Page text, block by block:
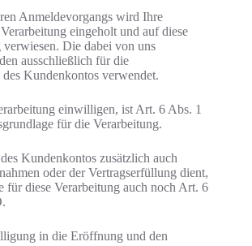
Anmeldevorgangs wird Ihre
eingeholt und auf diese
Die dabei von uns
ausschließlich für die
Kundenkontos verwendet.
einwilligen, ist Art. 6 Abs. 1
für die Verarbeitung.
Kundenkontos zusätzlich auch
oder der Vertragserfüllung dient,
für diese Verarbeitung auch noch Art. 6
in die Eröffnung und den